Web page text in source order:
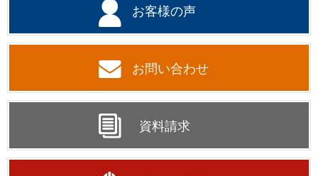
お客様の声
お問い合わせ
資料請求